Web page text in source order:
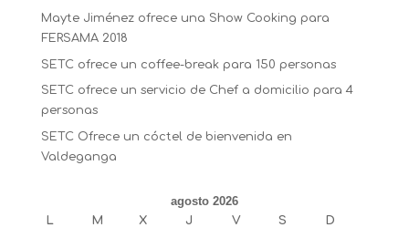
Mayte Jiménez ofrece una Show Cooking para
FERSAMA 2018
SETC ofrece un coffee-break para 150 personas
SETC ofrece un servicio de Chef a domicilio para 4
personas
SETC Ofrece un cóctel de bienvenida en
Valdeganga
agosto 2026
L M X J V S
D